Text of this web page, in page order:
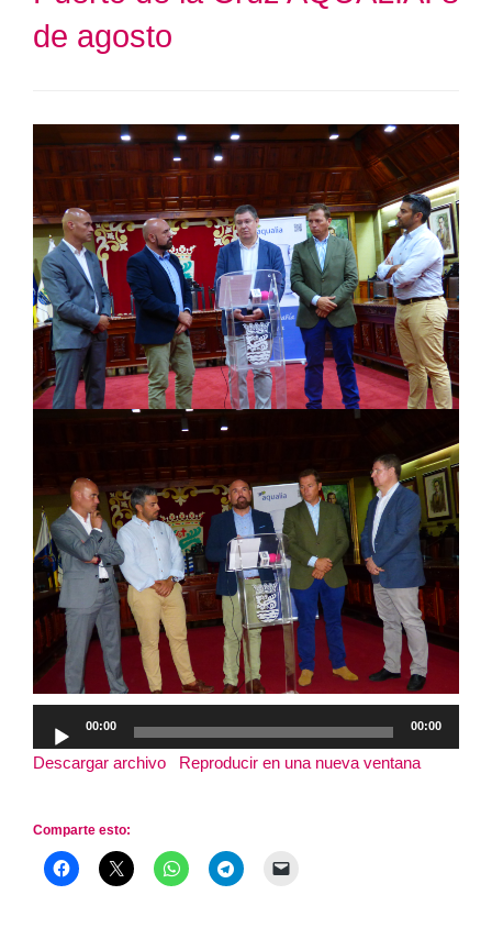
de agosto
Reproductor
de
audio
00:00 00:00
Descargar archivo Reproducir en una nueva ventana
Comparte esto: